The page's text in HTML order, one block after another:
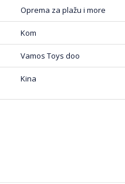
mrežicom Aqua River Run,
Oprema za plažu i more
Kom
Vamos Toys doo
Kina